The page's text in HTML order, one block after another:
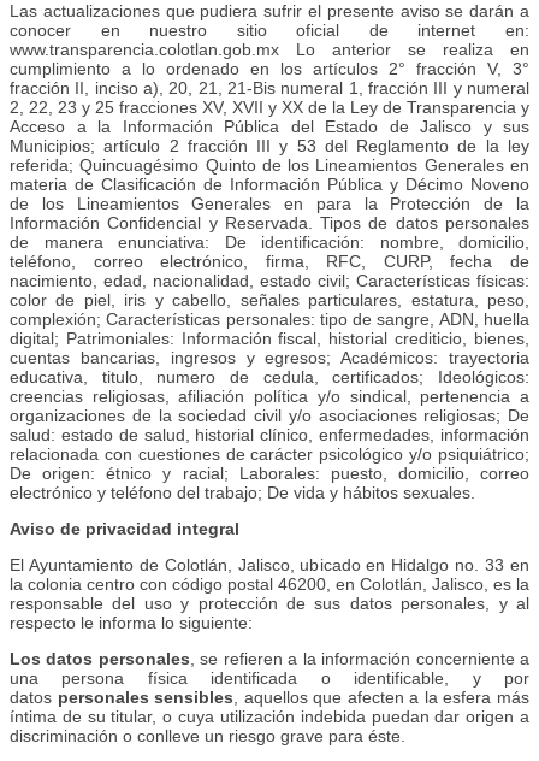
Las actualizaciones que pudiera sufrir el presente aviso se darán a
conocer en nuestro sitio oficial de internet en:
www.transparencia.colotlan.gob.mx Lo anterior se realiza en
cumplimiento a lo ordenado en los artículos 2° fracción V, 3°
fracción II, inciso a), 20, 21, 21-Bis numeral 1, fracción III y numeral
2, 22, 23 y 25 fracciones XV, XVII y XX de la Ley de Transparencia y
Acceso a la Información Pública del Estado de Jalisco y sus
Municipios; artículo 2 fracción III y 53 del Reglamento de la ley
referida; Quincuagésimo Quinto de los Lineamientos Generales en
materia de Clasificación de Información Pública y Décimo Noveno
de los Lineamientos Generales en para la Protección de la
Información Confidencial y Reservada. Tipos de datos personales
de manera enunciativa: De identificación: nombre, domicilio,
teléfono, correo electrónico, firma, RFC, CURP, fecha de
nacimiento, edad, nacionalidad, estado civil; Características físicas:
color de piel, iris y cabello, señales particulares, estatura, peso,
complexión; Características personales: tipo de sangre, ADN, huella
digital; Patrimoniales: Información fiscal, historial crediticio, bienes,
cuentas bancarias, ingresos y egresos; Académicos: trayectoria
educativa, titulo, numero de cedula, certificados; Ideológicos:
creencias religiosas, afiliación política y/o sindical, pertenencia a
organizaciones de la sociedad civil y/o asociaciones religiosas; De
salud: estado de salud, historial clínico, enfermedades, información
relacionada con cuestiones de carácter psicológico y/o psiquiátrico;
De origen: étnico y racial; Laborales: puesto, domicilio, correo
electrónico y teléfono del trabajo; De vida y hábitos sexuales.
Aviso de privacidad integral
El Ayuntamiento de Colotlán, Jalisco, ubicado en Hidalgo no. 33 en
la colonia centro con código postal 46200, en Colotlán, Jalisco, es la
responsable del uso y protección de sus datos personales, y al
respecto le informa lo siguiente:
Los datos personales , se refieren a la información concerniente a
una persona física identificada o identificable, y por
datos personales sensibles , aquellos que afecten a la esfera más
íntima de su titular, o cuya utilización indebida puedan dar origen a
discriminación o conlleve un riesgo grave para éste.